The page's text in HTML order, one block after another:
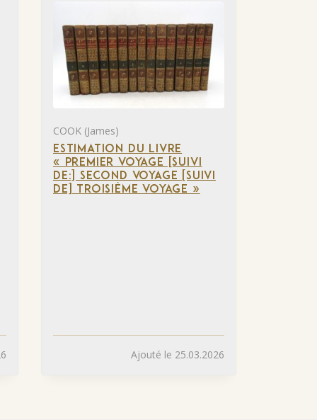
COOK (James)
ESTIMATION DU LIVRE
« PREMIER VOYAGE [SUIVI
DE:] SECOND VOYAGE [SUIVI
DE] TROISIÈME VOYAGE »
Ajouté le 25.03.2026